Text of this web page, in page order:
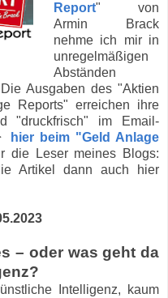
Report" von
Armin Brack
nehme ich mir in
unregelmäßigen
Abständen
Ausgaben des "Aktien
Reports" erreichen ihre
"druckfrisch" im Email-
hier beim "Geld Anlage
die Leser meines Blogs:
Artikel dann auch hier
– oder was geht da
Intelligenz, kaum